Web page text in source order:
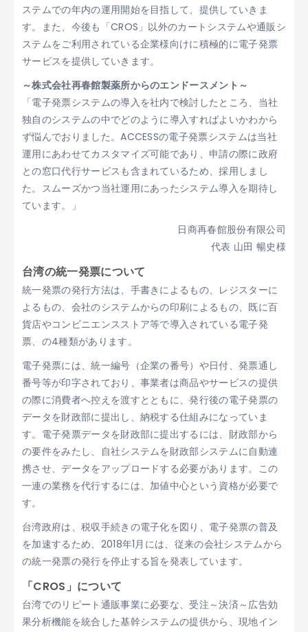
ステムでの年内の運用開始を目指して、提供していきま
す。また、今後も「CROS」以外のカートシステムや通販シ
ステムをご利用されている企業様向けに積極的に電子発票
サービスを提供していきます。
～株式会社再春館製薬所からのエンドースメント～
「電子発票システムの導入を社内で検討したところ、当社
独自のシステムの中でどのように導入すればよいかわから
ず悩んでおりました。ACCESSの電子発票システムは当社
運用にあわせてカスタマイズ可能であり、申請の際に政府
との窓口代行サービスも含まれているため、採用しまし
た。スムーズかつ当社運用にあったシステム導入を期待し
ています。」
日商再春館股份有限公司
代表 山田 暢史様
台湾の統一発票について
統一発票の発行方法は、手書きによるもの、レジスターに
よるもの、会社のシステムからの印刷によるもの、既に百
貨店やコンビニエンスストア等で導入されている電子発
票、の4種類があります。
電子発票には、統一編号（企業の番号）や日付、発票通し
番号等が印字されており、事業者は商品やサービスの提供
の際に消費者へ控えを渡すとともに、発行後の電子発票の
データを財政部に提出し、納税する仕組みになっていま
す。電子発票データを財政部に提出するには、財政部から
の要件をみたし、自社システムを財政部システムに自動連
携させ、データをアップロードする必要があります。この
一連の業務を代行するには、加値中心という資格が必要で
す。
台湾政府は、税収手続きの電子化を図り、電子発票の普及
を加速するため、2018年1月には、従来の会社システムから
の統一発票の発行を停止する旨を発表しています。
「CROS」について
台湾でのリピート通販事業に必要な、受注～決済～広告効
果分析機能を統合した基幹システムの提供から、現地イン